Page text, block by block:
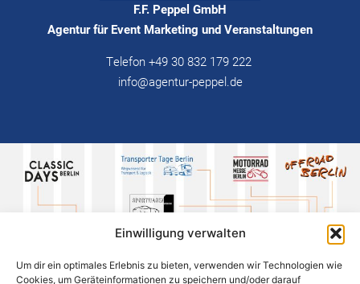
Einwilligung verwalten
Um dir ein optimales Erlebnis zu bieten, verwenden wir Technologien wie
Cookies, um Geräteinformationen zu speichern und/oder darauf
F.F. Peppel GmbH
Agentur für Event Marketing und Veranstaltungen
Telefon +49 30 832 179 222
info@agentur-peppel.de